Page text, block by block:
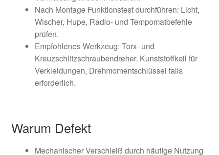
Nach Montage Funktionstest durchführen: Licht,
Wischer, Hupe, Radio- und Tempomatbefehle
prüfen.
Empfohlenes Werkzeug: Torx- und
Kreuzschlitzschraubendreher, Kunststoffkeil für
Verkleidungen, Drehmomentschlüssel falls
erforderlich.
Warum Defekt
Mechanischer Verschleiß durch häufige Nutzung